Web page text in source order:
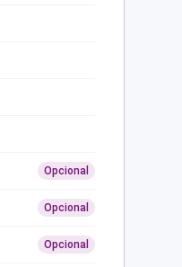
Opcional
Opcional
Opcional